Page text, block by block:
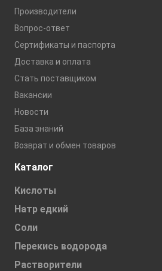
Производители
Вопрос-ответ
Сертификаты и паспорта
Доставка и оплата
Стать поставщиком
Вакансии
Новости
База знаний
Возврат и обмен товаров
Каталог
Кислоты
Натр едкий
Соли
Перекись водорода
Растворители